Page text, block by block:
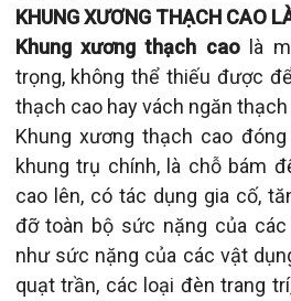
KHUNG XƯƠNG THẠCH CAO
Khung xương thạch caolà
trọng, không thể thiếu được
thạch cao hay vách ngăn
Khung xương thạch cao
khung trụ chính, là chỗ bám
cao lên, có tác dụng gia cố,
đỡ toàn bộ sức nặng của
như sức nặng của các vật
quạt trần, các loại đèn trang